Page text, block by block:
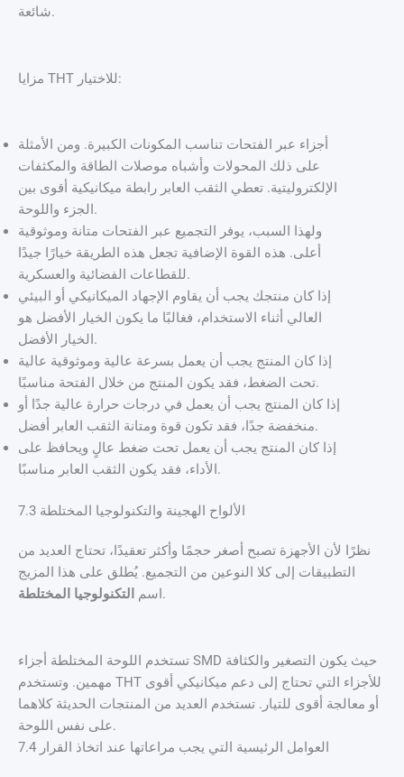
شائعة.
مزايا THT للاختيار:
أجزاء عبر الفتحات تناسب المكونات الكبيرة. ومن الأمثلة
على ذلك المحولات وأشباه موصلات الطاقة والمكثفات
الإلكتروليتية. تعطي الثقب العابر رابطة ميكانيكية أقوى بين
الجزء واللوحة.
ولهذا السبب، يوفر التجميع عبر الفتحات متانة وموثوقية
أعلى. هذه القوة الإضافية تجعل هذه الطريقة خيارًا جيدًا
للقطاعات الفضائية والعسكرية.
إذا كان منتجك يجب أن يقاوم الإجهاد الميكانيكي أو البيئي
العالي أثناء الاستخدام، فغالبًا ما يكون الخيار الأفضل هو
الخيار الأفضل.
إذا كان المنتج يجب أن يعمل بسرعة عالية وموثوقية عالية
تحت الضغط، فقد يكون المنتج من خلال الفتحة مناسبًا.
إذا كان المنتج يجب أن يعمل في درجات حرارة عالية جدًا أو
منخفضة جدًا، فقد تكون قوة ومتانة الثقب العابر أفضل.
إذا كان المنتج يجب أن يعمل تحت ضغط عالٍ ويحافظ على
الأداء، فقد يكون الثقب العابر مناسبًا.
7.3 الألواح الهجينة والتكنولوجيا المختلطة
نظرًا لأن الأجهزة تصبح أصغر حجمًا وأكثر تعقيدًا، تحتاج العديد من
التطبيقات إلى كلا النوعين من التجميع. يُطلق على هذا المزيج
اسم التكنولوجيا المختلطة .
تستخدم اللوحة المختلطة أجزاء SMD حيث يكون التصغير والكثافة
مهمين. وتستخدم THT للأجزاء التي تحتاج إلى دعم ميكانيكي أقوى
أو معالجة أقوى للتيار. تستخدم العديد من المنتجات الحديثة كلاهما
على نفس اللوحة.
7.4 العوامل الرئيسية التي يجب مراعاتها عند اتخاذ القرار